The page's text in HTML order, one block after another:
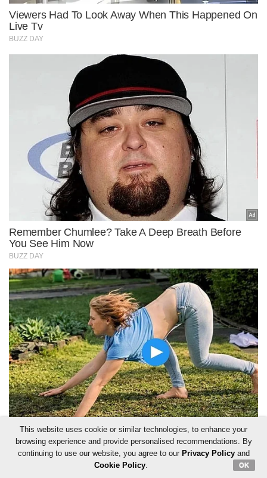
This website uses cookie or similar technologies, to enhance your
browsing experience and provide personalised recommendations. By
continuing to use our website, you agree to our Privacy Policyand
Cookie Policy. OK